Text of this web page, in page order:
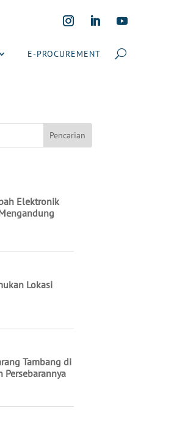
E-PROCUREMENT